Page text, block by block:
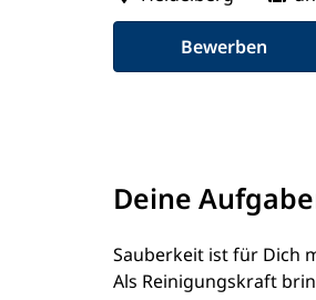
Bewerben
Deine
Sauberkeit ist für Dich
Als Reinigungskraft